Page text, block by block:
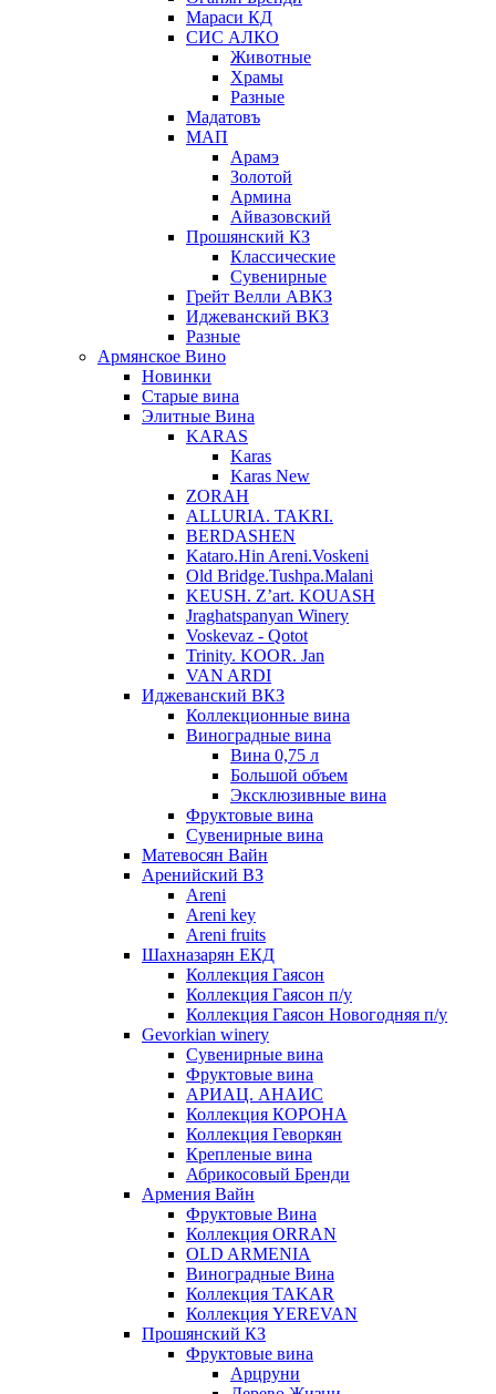
Мараси КД
СИС АЛКО
Животные
Храмы
Разные
Мадатовъ
МАП
Арамэ
Золотой
Армина
Айвазовский
Прошянский КЗ
Классические
Сувенирные
Грейт Велли АВКЗ
Иджеванский ВКЗ
Разные
Армянское Вино
Новинки
Старые вина
Элитные Вина
KARAS
Karas
Karas New
ZORAH
ALLURIA. TAKRI.
BERDASHEN
Kataro.Hin Areni.Voskeni
Old Bridge.Tushpa.Malani
KEUSH. Z’art. KOUASH
Jraghatspanyan Winery
Voskevaz - Qotot
Trinity. KOOR. Jan
VAN ARDI
Иджеванский ВКЗ
Коллекционные вина
Виноградные вина
Вина 0,75 л
Большой объем
Эксклюзивные вина
Фруктовые вина
Cувенирные вина
Матевосян Вайн
Аренийский ВЗ
Areni
Areni key
Areni fruits
Шахназарян ЕКД
Коллекция Гаясон
Коллекция Гаясон п/у
Коллекция Гаясон Новогодняя п/у
Gevorkian winery
Сувенирные вина
Фруктовые вина
АРИАЦ. АНАИС
Коллекция КОРОНА
Коллекция Геворкян
Крепленые вина
Абрикосовый Бренди
Армения Вайн
Фруктовые Вина
Коллекция ORRAN
OLD ARMENIA
Виноградные Вина
Коллекция TAKAR
Коллекция YEREVAN
Прошянский КЗ
Фруктовые вина
Арцруни